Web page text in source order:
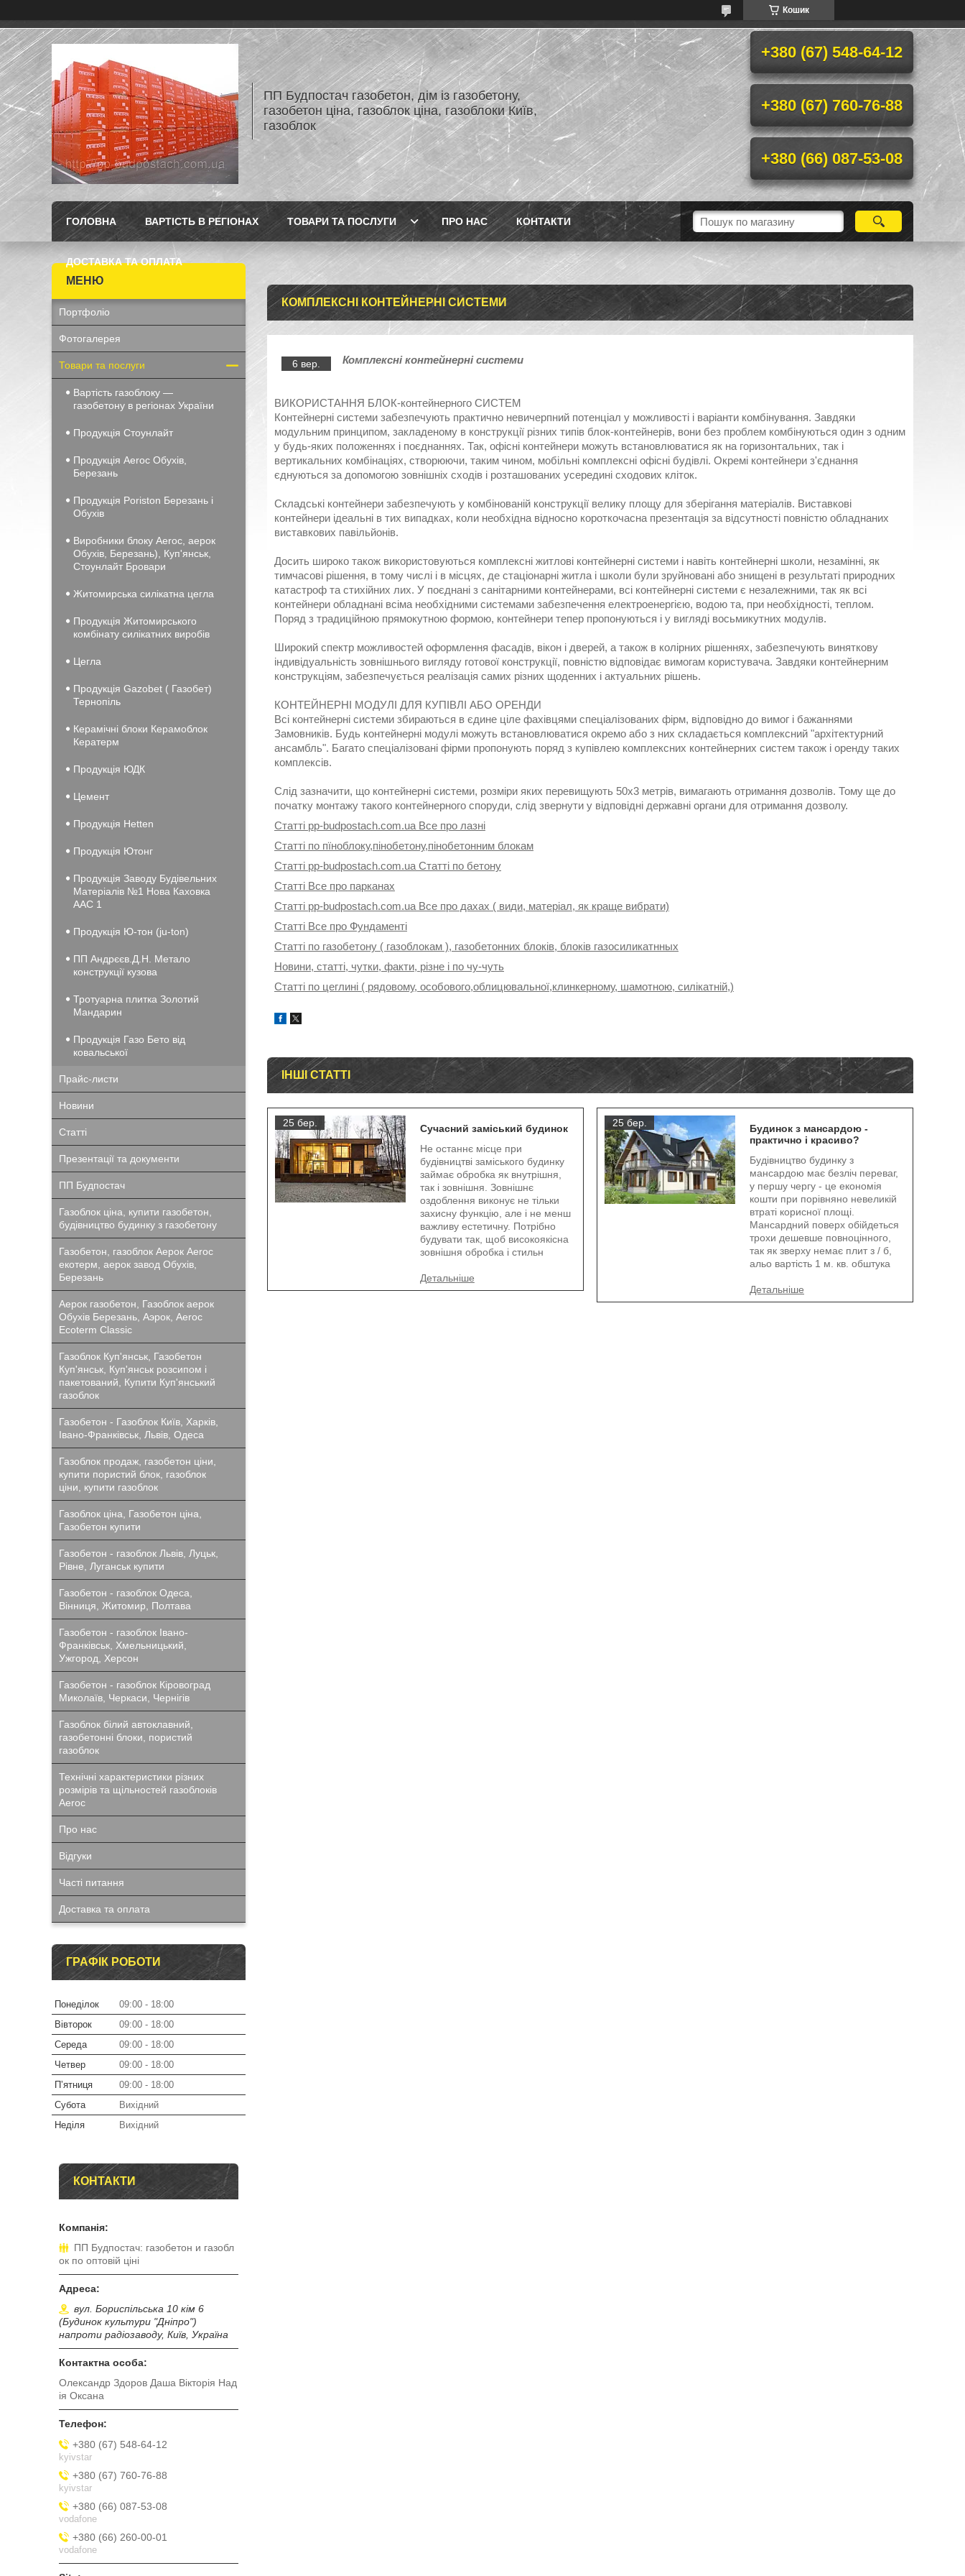
Кошик
ПП Будпостач газобетон, дім із газобетону,
газобетон ціна, газоблок ціна, газоблоки Київ,
газоблок
+380 (67) 548-64-12
+380 (67) 760-76-88
+380 (66) 087-53-08
ГОЛОВНА ВАРТІСТЬ В РЕГІОНАХ ТОВАРИ ТА ПОСЛУГИ ПРО НАС КОНТАКТИ
ДОСТАВКА ТА ОПЛАТА
КОМПЛЕКСНІ КОНТЕЙНЕРНІ СИСТЕМИ
6 вер. Комплексні контейнерні системи
ВИКОРИСТАННЯ БЛОК-контейнерного СИСТЕМ
Контейнерні системи забезпечують практично невичерпний потенціал у можливості і варіанти комбінування. Завдяки
модульним принципом, закладеному в конструкції різних типів блок-контейнерів, вони без проблем комбінуються один з одним
у будь-яких положеннях і поєднаннях. Так, офісні контейнери можуть встановлюватися як на горизонтальних, так і
вертикальних комбінаціях, створюючи, таким чином, мобільні комплексні офісні будівлі. Окремі контейнери з'єднання
єднуються за допомогою зовнішніх сходів і розташованих усередині сходових кліток.
Складські контейнери забезпечують у комбінованій конструкції велику площу для зберігання матеріалів. Виставкові
контейнери ідеальні в тих випадках, коли необхідна відносно короткочасна презентація за відсутності повністю обладнаних
виставкових павільйонів.
Досить широко також використовуються комплексні житлові контейнерні системи і навіть контейнерні школи, незамінні, як
тимчасові рішення, в тому числі і в місцях, де стаціонарні житла і школи були зруйновані або знищені в результаті природних
катастроф та стихійних лих. У поєднані з санітарними контейнерами, всі контейнерні системи є незалежними, так як всі
контейнери обладнані всіма необхідними системами забезпечення електроенергією, водою та, при необхідності, теплом.
Поряд з традиційною прямокутною формою, контейнери тепер пропонуються і у вигляді восьмикутних модулів.
Широкий спектр можливостей оформлення фасадів, вікон і дверей, а також в колірних рішеннях, забезпечують виняткову
індивідуальність зовнішнього вигляду готової конструкції, повністю відповідає вимогам користувача. Завдяки контейнерним
конструкціям, забезпечується реалізація самих різних щоденних і актуальних рішень.
КОНТЕЙНЕРНІ МОДУЛІ ДЛЯ КУПІВЛІ АБО ОРЕНДИ
Всі контейнерні системи збираються в єдине ціле фахівцями спеціалізованих фірм, відповідно до вимог і бажаннями
Замовників. Будь контейнерні модулі можуть встановлюватися окремо або з них складається комплексний "архітектурний
ансамбль". Багато спеціалізовані фірми пропонують поряд з купівлею комплексних контейнерних систем також і оренду таких
комплексів.
Слід зазначити, що контейнерні системи, розміри яких перевищують 50х3 метрів, вимагають отримання дозволів. Тому ще до
початку монтажу такого контейнерного споруди, слід звернути у відповідні державні органи для отримання дозволу.
Статті pp-budpostach.com.ua Все про лазні
Статті по пїноблоку,пінобетону,пінобетонним блокам
Статті pp-budpostach.com.ua Статті по бетону
Статті Все про парканах
Статті pp-budpostach.com.ua Все про дахах ( види, матеріал, як краще вибрати)
Статті Все про Фундаменті
Статті по газобетону ( газоблокам ), газобетонних блоків, блоків газосиликатнных
Новини, статті, чутки, факти, різне і по чу-чуть
Статті по цеглині ( рядовому, особового,облицювальної,клинкерному, шамотною, силікатній,)
ІНШІ СТАТТІ
25 бер.
Сучасний заміський будинок
Не останнє місце при
будівництві заміського будинку
займає обробка як внутрішня,
так і зовнішня. Зовнішнє
оздоблення виконує не тільки
захисну функцію, але і не менш
важливу естетичну. Потрібно
будувати так, щоб високоякісна
зовнішня обробка і стильн
25 бер.
Будинок з мансардою -
практично і красиво?
Будівництво будинку з
мансардою має безліч переваг,
у першу чергу - це економія
кошти при порівняно невеликій
втраті корисної площі.
Мансардний поверх обійдеться
трохи дешевше повноцінного,
так як зверху немає плит з / б,
альо вартість 1 м. кв. обштука
Портфоліо
Фотогалерея
Товари та послуги
Вартість газоблоку —
газобетону в регіонах України
Продукція Стоунлайт
Продукція Aeroc Обухів,
Березань
Продукція Poriston Березань і
Обухів
Виробники блоку Aeroc, аерок
Обухів, Березань), Куп'янськ,
Стоунлайт Бровари
Житомирська силікатна цегла
Продукція Житомирського
комбінату силікатних виробів
Цегла
Продукція Gazobet ( Газобет)
Тернопіль
Керамічні блоки Керамоблок
Кератерм
Продукція ЮДК
Цемент
Продукція Hеtten
Продукція Ютонг
Продукція Заводу Будівельних
Матеріалів №1 Нова Каховка
ААС 1
Продукція Ю-тон (ju-ton)
ПП Андрєєв.Д.Н. Метало
конструкції кузова
Тротуарна плитка Золотий
Мандарин
Продукція Газо Бето від
ковальської
Прайс-листи
Новини
Статті
Презентації та документи
ПП Будпостач
Газоблок ціна, купити газобетон,
будівництво будинку з газобетону
Газобетон, газоблок Аерок Aeroc
екотерм, аерок завод Обухів,
Березань
Аерок газобетон, Газоблок аерок
Обухів Березань, Аэрок, Aeroc
Ecoterm Classic
Газоблок Куп'янськ, Газобетон
Куп'янськ, Куп'янськ розсипом і
пакетований, Купити Куп'янський
газоблок
Газобетон - Газоблок Київ, Харків,
Івано-Франківськ, Львів, Одеса
Газоблок продаж, газобетон ціни,
купити пористий блок, газоблок
ціни, купити газоблок
Газоблок ціна, Газобетон ціна,
Газобетон купити
Газобетон - газоблок Львів, Луцьк,
Рівне, Луганськ купити
Газобетон - газоблок Одеса,
Вінниця, Житомир, Полтава
Газобетон - газоблок Івано-
Франківськ, Хмельницький,
Ужгород, Херсон
Газобетон - газоблок Кіровоград
Миколаїв, Черкаси, Чернігів
Газоблок білий автоклавний,
газобетонні блоки, пористий
газоблок
Технічні характеристики різних
розмірів та щільностей газоблоків
Aeroc
Про нас
Відгуки
Часті питання
Доставка та оплата
ГРАФІК РОБОТИ
Понеділок 09:00
18:00
Вівторок
09:00
18:00
Середа
09:00
18:00
Четвер
09:00
18:00
Пʼятниця
09:00
18:00
Субота
Вихідний
Неділя
Вихідний
КОНТАКТИ
ПП Будпостач: газобетон и газобл
ок по оптовій ціні
вул. Бориспільська 10 кім 6
(Будинок культури "Дніпро")
напроти радіозаводу, Київ, Україна
Олександр Здоров Даша Вікторія Над
ія Оксана
+380 (67) 548-64-12
kyivstar
+380 (67) 760-76-88
kyivstar
+380 (66) 087-53-08
vodafone
+380 (66) 260-00-01
vodafone